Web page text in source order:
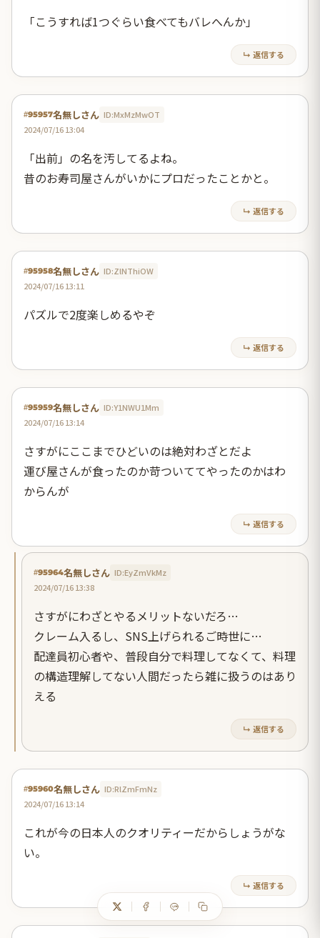
「こうすれば1つぐらい食べてもバレへんか」
↳ 返信する
#95957名無しさん ID:MxMzMwOT
2024/07/16 13:04
「出前」の名を汚してるよね。
昔のお寿司屋さんがいかにプロだったことかと。
↳ 返信する
#95958名無しさん ID:ZlNThiOW
2024/07/16 13:11
パズルで2度楽しめるやぞ
↳ 返信する
#95959名無しさん ID:Y1NWU1Mm
2024/07/16 13:14
さすがにここまでひどいのは絶対わざとだよ
運び屋さんが食ったのか苛ついててやったのかはわ
からんが
↳ 返信する
#95964名無しさん ID:EyZmVkMz
2024/07/16 13:38
さすがにわざとやるメリットないだろ…
クレーム入るし、SNS上げられるご時世に…
配達員初心者や、普段自分で料理してなくて、料理
の構造理解してない人間だったら雑に扱うのはあり
える
↳ 返信する
#95960名無しさん ID:RlZmFmNz
2024/07/16 13:14
これが今の日本人のクオリティーだからしょうがな
い。
↳ 返信する